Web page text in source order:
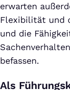
erwarten
Flexibilität und
und die
befassen.
Als